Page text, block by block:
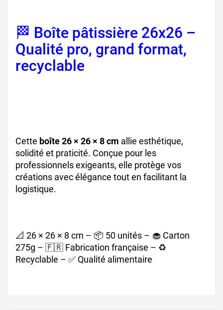
🏁 Boîte pâtissière 26x26 –
Qualité pro, grand format,
recyclable
Cette boîte 26 × 26 × 8 cm allie esthétique,
solidité et praticité. Conçue pour les
professionnels exigeants, elle protège vos
créations avec élégance tout en facilitant la
logistique.
📐 26 × 26 × 8 cm – 📦 50 unités – 🧁 Carton
275g – 🇫🇷 Fabrication française – ♻️
Recyclable – ✅ Qualité alimentaire